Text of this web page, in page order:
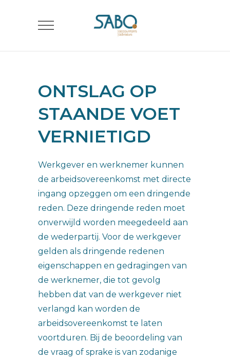
ONTSLAG OP
STAANDE VOET
VERNIETIGD
Werkgever en werknemer kunnen
de arbeidsovereenkomst met directe
ingang opzeggen om een dringende
reden. Deze dringende reden moet
onverwijld worden meegedeeld aan
de wederpartij. Voor de werkgever
gelden als dringende redenen
eigenschappen en gedragingen van
de werknemer, die tot gevolg
hebben dat van de werkgever niet
verlangd kan worden de
arbeidsovereenkomst te laten
voortduren. Bij de beoordeling van
de vraag of sprake is van zodanige